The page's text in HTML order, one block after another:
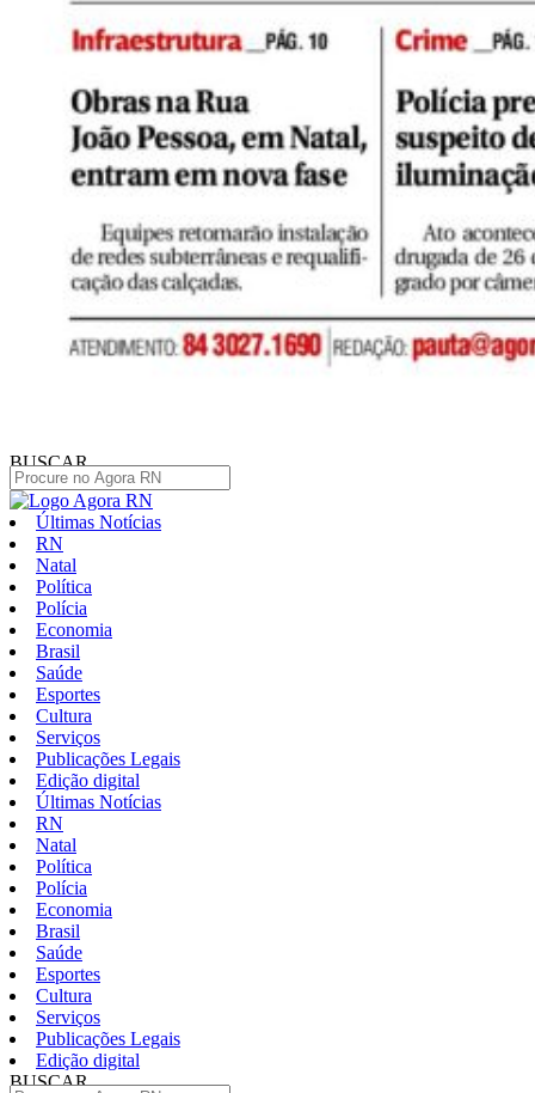
BUSCAR
Últimas Notícias
RN
Natal
Política
Polícia
Economia
Brasil
Saúde
Esportes
Cultura
Serviços
Publicações Legais
Edição digital
Últimas Notícias
RN
Natal
Política
Polícia
Economia
Brasil
Saúde
Esportes
Cultura
Serviços
Publicações Legais
Edição digital
BUSCAR